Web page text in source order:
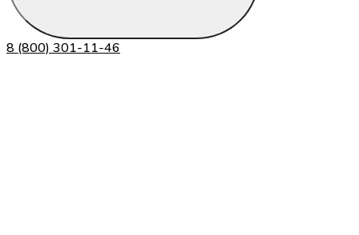
8 (800) 301-11-46